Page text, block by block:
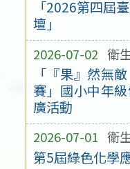
「2026第四屆
壇」
2026-07-02 衛
「『果』然無
賽」國小中年
廣活動
2026-07-01 衛
第5屆綠色化學